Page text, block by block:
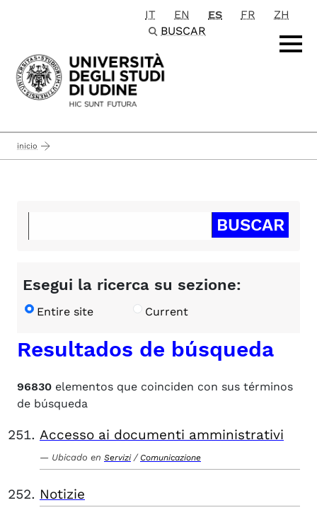
Passa al contenuto principale
IT EN ES FR
ZH
BUSCAR
inicio
Esegui la ricerca su sezione:
Entire site Current
Resultados de búsqueda
96830 elementos que coinciden con sus términos
de búsqueda
Accesso ai documenti amministrativi
Ubicado en Servizi / Comunicazione
Notizie